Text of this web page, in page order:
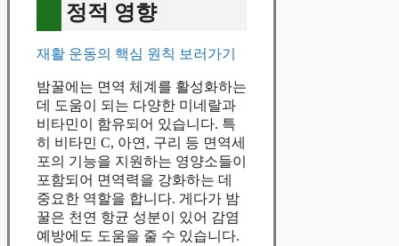
정적 영향
재활 운동의 핵심 원칙 보러가기
밤꿀에는 면역 체계를 활성화하는
데 도움이 되는 다양한 미네랄과
비타민이 함유되어 있습니다. 특
히 비타민 C, 아연, 구리 등 면역세
포의 기능을 지원하는 영양소들이
포함되어 면역력을 강화하는 데
중요한 역할을 합니다. 게다가 밤
꿀은 천연 항균 성분이 있어 감염
예방에도 도움을 줄 수 있습니다.